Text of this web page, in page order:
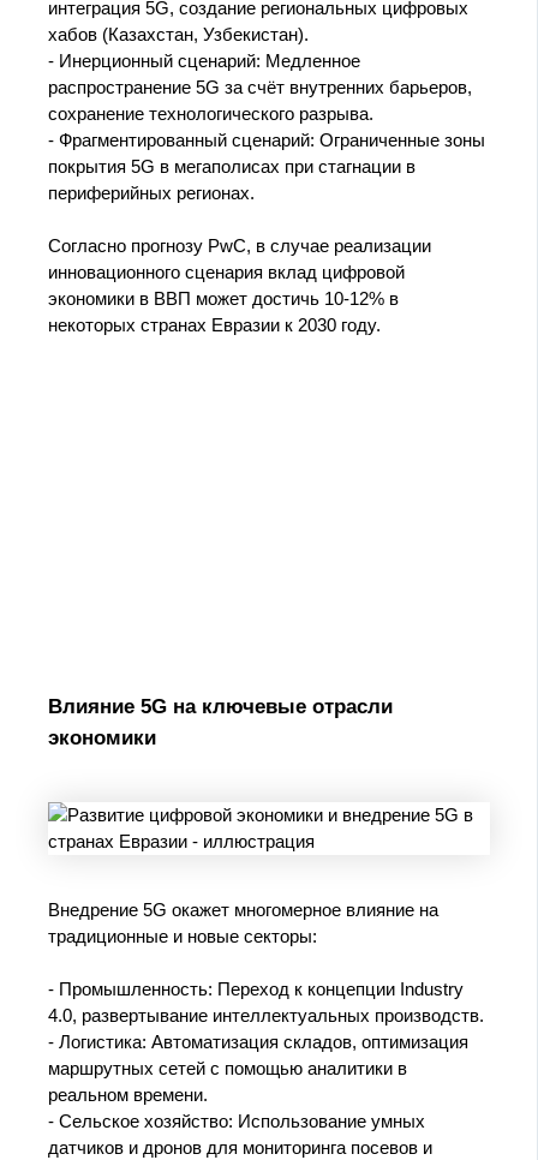
интеграция 5G, создание региональных цифровых
хабов (Казахстан, Узбекистан).
- Инерционный сценарий: Медленное
распространение 5G за счёт внутренних барьеров,
сохранение технологического разрыва.
- Фрагментированный сценарий: Ограниченные зоны
покрытия 5G в мегаполисах при стагнации в
периферийных регионах.
Согласно прогнозу PwC, в случае реализации
инновационного сценария вклад цифровой
экономики в ВВП может достичь 10-12% в
некоторых странах Евразии к 2030 году.
Влияние 5G на ключевые отрасли
экономики
Внедрение 5G окажет многомерное влияние на
традиционные и новые секторы:
- Промышленность: Переход к концепции Industry
4.0, развертывание интеллектуальных производств.
- Логистика: Автоматизация складов, оптимизация
маршрутных сетей с помощью аналитики в
реальном времени.
- Сельское хозяйство: Использование умных
датчиков и дронов для мониторинга посевов и